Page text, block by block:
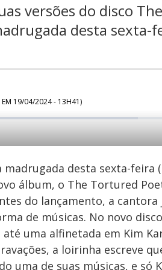
versões do disco
desta sexta-
19/04/2024 - 13H41)
Loaded:
madrugada desta sexta-feira
álbum, o The Tortured
do lançamento, a
de músicas. No novo
até uma alfinetada em Kim
a loirinha escreve
uma de suas músicas, e só